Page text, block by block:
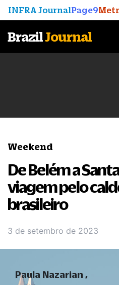
INFRA JournalPage9
BrazilJournal
Weekend
De Belém a
viagem pelo
brasileiro
3 de setembro de 2023
Paula Nazarian